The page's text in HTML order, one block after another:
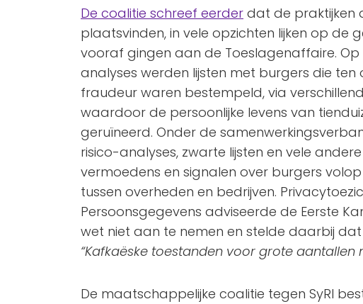
De coalitie schreef eerder dat de praktijken
plaatsvinden, in vele opzichten lijken op de
vooraf gingen aan de Toeslagenaffaire.
analyses werden lijsten met burgers die ten
fraudeur waren bestempeld, via
waardoor de persoonlijke levens van
geruïneerd. Onder de
risico-analyses, zwarte lijsten en vele
vermoedens en signalen over burgers
tussen overheden en bedrijven.
Persoonsgegevens adviseerde de Eerste
wet niet aan te nemen en stelde daarbij
“Kafkaëske toestanden voor grote aantallen
De maatschappelijke coalitie tegen SyRI